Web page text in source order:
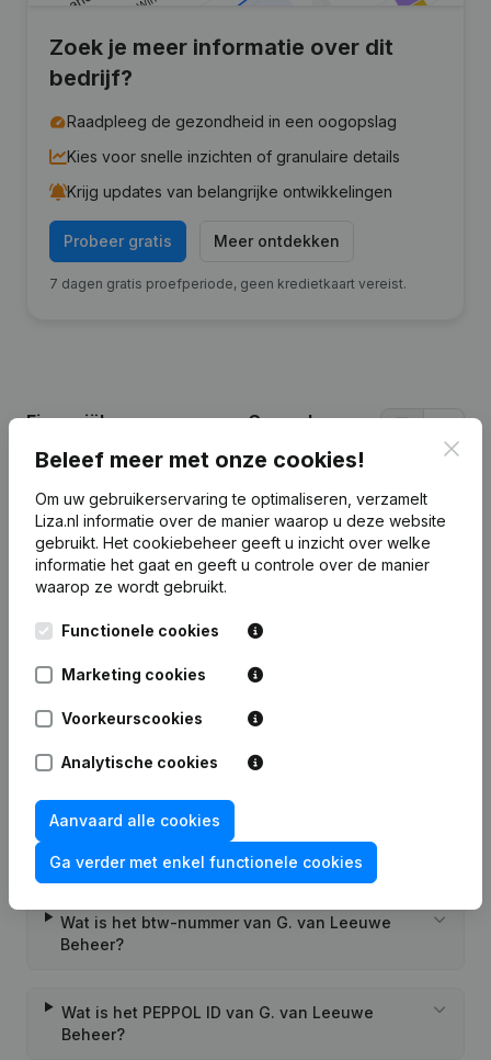
Zoek je meer informatie over dit
bedrijf?
Raadpleeg de gezondheid in een oogopslag
Kies voor snelle inzichten of granulaire details
Krijg updates van belangrijke ontwikkelingen
Probeer gratis Meer ontdekken
7 dagen gratis proefperiode, geen kredietkaart vereist.
Financiële gegevensvan G. van Leeuwe
Beheer
2024 2023 2022
Eigen
vermogen
€ 966.765
Personeel 0
Veelgestelde vragen
Wat is het KVK-nummer van G. van Leeuwe
Beheer?
Wat is het btw-nummer van G. van Leeuwe
Beheer?
Wat is het PEPPOL ID van G. van Leeuwe
Beheer?
Beleef meer met onze cookies!
Om uw gebruikerservaring te optimaliseren, verzamelt
Liza.nl informatie over de manier waarop u deze website
gebruikt. Het cookiebeheer geeft u inzicht over welke
informatie het gaat en geeft u controle over de manier
waarop ze wordt gebruikt.
Functionele cookies
Marketing cookies
Voorkeurscookies
Analytische cookies
Aanvaard alle cookies
Ga verder met enkel functionele cookies